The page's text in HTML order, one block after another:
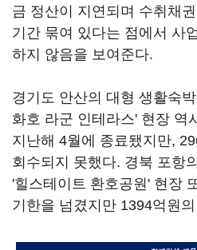
금 정산이 지연되며 수취채
기간 묶여 있다는 점에서 사
하지 않음을 보여준다.
경기도 안산의 대형 생활숙
화호 라군 인테라스' 현장 역
지난해 4월에 종료됐지만,
회수되지 못했다. 경북 포항
'힐스테이트 환호공원' 현장
기한을 넘겼지만 1394억원